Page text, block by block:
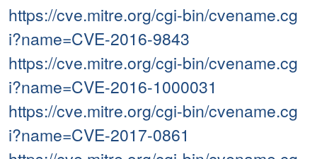
https://cve.mitre.org/cgi-bin/cvename.cg
i?name=CVE-2016-9843
https://cve.mitre.org/cgi-bin/cvename.cg
i?name=CVE-2016-1000031
https://cve.mitre.org/cgi-bin/cvename.cg
i?name=CVE-2017-0861